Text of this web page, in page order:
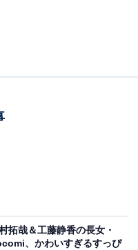
拓哉＆工藤静香の長女・
、かわいすぎるすっぴ